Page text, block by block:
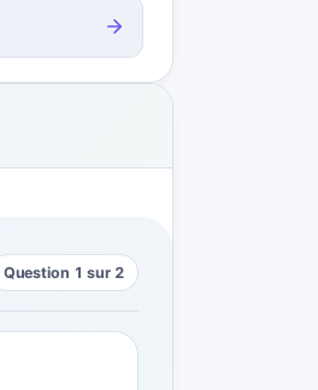
Question 1 sur 2